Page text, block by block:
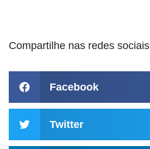
Compartilhe nas redes sociais
Facebook
Twitter